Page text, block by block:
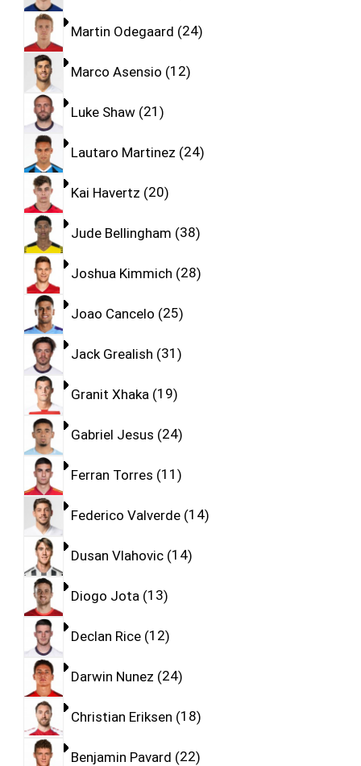
Martin Odegaard 24
Marco Asensio 12
Luke Shaw 21
Lautaro Martinez 24
Kai Havertz 20
Jude Bellingham 38
Joshua Kimmich 28
Joao Cancelo 25
Jack Grealish 31
Granit Xhaka 19
Gabriel Jesus 24
Ferran Torres 11
Federico Valverde 14
Dusan Vlahovic 14
Diogo Jota 13
Declan Rice 12
Darwin Nunez 24
Christian Eriksen 18
Benjamin Pavard 22